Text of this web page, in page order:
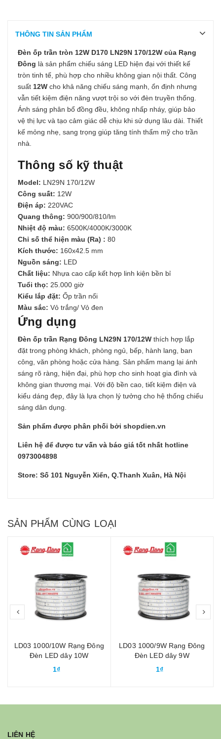
THÔNG TIN SẢN PHẨM
Đèn ốp trần tròn 12W D170 LN29N 170/12W của Rạng
Đông là sản phẩm chiếu sáng LED hiện đại với thiết kế
tròn tinh tế, phù hợp cho nhiều không gian nội thất. Công
suất 12W cho khả năng chiếu sáng mạnh, ổn định nhưng
vẫn tiết kiệm điện năng vượt trội so với đèn truyền thống.
Ánh sáng phân bổ đồng đều, không nhấp nháy, giúp bảo
vệ thị lực và tạo cảm giác dễ chịu khi sử dụng lâu dài. Thiết
kế mỏng nhẹ, sang trọng giúp tăng tính thẩm mỹ cho trần
nhà.
Thông số kỹ thuật
Model: LN29N 170/12W
Công suất: 12W
Điện áp: 220VAC
Quang thông: 900/900/810/lm
Nhiệt độ màu: 6500K/4000K/3000K
Chỉ số thể hiện màu (Ra) : 80
Kích thước: 160x42.5 mm
Nguồn sáng: LED
Chất liệu: Nhựa cao cấp kết hợp linh kiện bền bỉ
Tuổi thọ: 25.000 giờ
Kiểu lắp đặt: Ốp trần nổi
Màu sắc: Vỏ trắng/ Vỏ đen
Ứng dụng
Đèn ốp trần Rạng Đông LN29N 170/12W thích hợp lắp
đặt trong phòng khách, phòng ngủ, bếp, hành lang, ban
công, văn phòng hoặc cửa hàng. Sản phẩm mang lại ánh
sáng rõ ràng, hiện đại, phù hợp cho sinh hoạt gia đình và
không gian thương mại. Với độ bền cao, tiết kiệm điện và
kiểu dáng đẹp, đây là lựa chọn lý tưởng cho hệ thống chiếu
sáng dân dụng.
Sản phẩm được phân phối bởi shopdien.vn
Liên hệ để được tư vấn và báo giá tốt nhất hotline
0973004898
Store: Số 101 Nguyễn Xiển, Q.Thanh Xuân, Hà Nội
SẢN PHẨM CÙNG LOẠI
LD03 1000/10W Rạng Đông
Đèn LED dây 10W
1₫
LD03 1000/9W Rạng Đông
Đèn LED dây 9W
1₫
prev
LIÊN HỆ